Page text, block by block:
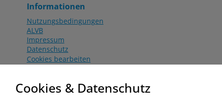
Informationen
Nutzungsbedingungen
ALVB
Impressum
Datenschutz
Cookies bearbeiten
Aktionsbedingungen
Cookies & Datenschutz